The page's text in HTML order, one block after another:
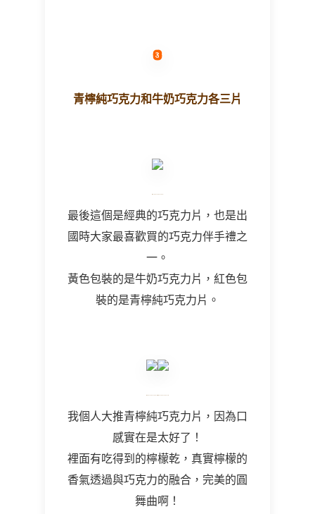
青檸純巧克力和牛奶巧克力各三片
最後這個是經典的巧克力片，也是出
國時大家最喜歡買的巧克力伴手禮之
一。
黃色包裝的是牛奶巧克力片，紅色包
裝的是青檸純巧克力片。
我個人大推青檸純巧克力片，因為口
感實在是太好了！
裡面有吃得到的檸檬乾，真實檸檬的
香氣透過與巧克力的融合，完美的圓
舞曲啊！